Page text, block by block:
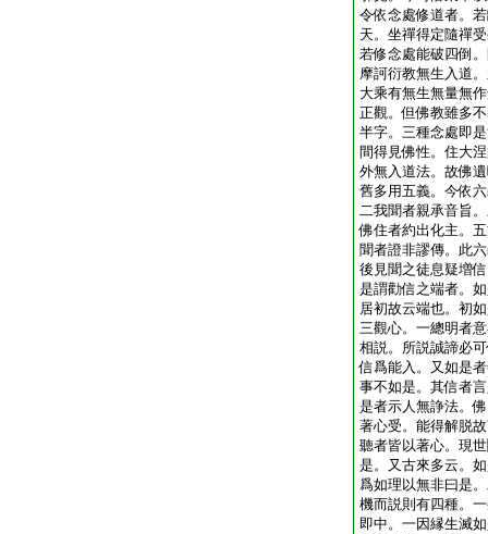
令依念處修道者。
天。坐禪得定隨禪
若修念處能破四倒
摩訶衍教無生入道
大乘有無生無量無
正觀。但佛教雖多
半字。三種念處即
間得見佛性。住大
外無入道法。故佛
舊多用五義。今依
二我聞者親承音旨
佛住者約出化主。
聞者證非謬傳。此
後見聞之徒息疑増
是謂勸信之端者。
居初故云端也。初
三觀心。一總明者
相説。所説誠諦必
信爲能入。又如是
事不如是。其信者
是者示人無諍法。
著心受。能得解脱
聽者皆以著心。現
是。又古來多云。
爲如理以無非曰是
機而説則有四種。
即中。一因縁生滅